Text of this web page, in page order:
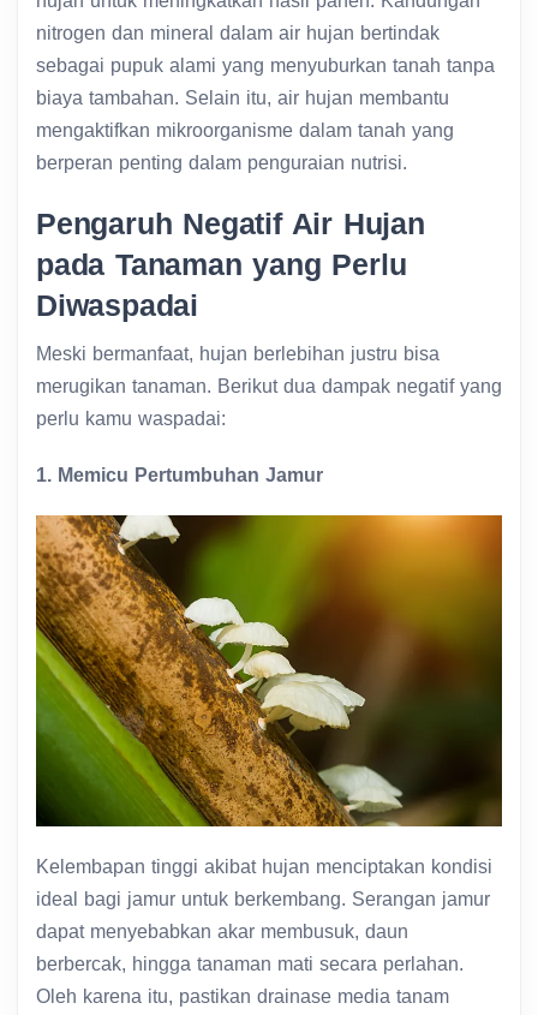
nitrogen dan mineral dalam air hujan bertindak
sebagai pupuk alami yang menyuburkan tanah tanpa
biaya tambahan. Selain itu, air hujan membantu
mengaktifkan mikroorganisme dalam tanah yang
berperan penting dalam penguraian nutrisi.
Pengaruh Negatif Air Hujan
pada Tanaman yang Perlu
Diwaspadai
Meski bermanfaat, hujan berlebihan justru bisa
merugikan tanaman. Berikut dua dampak negatif yang
perlu kamu waspadai:
1. Memicu Pertumbuhan Jamur
Kelembapan tinggi akibat hujan menciptakan kondisi
ideal bagi jamur untuk berkembang. Serangan jamur
dapat menyebabkan akar membusuk, daun
berbercak, hingga tanaman mati secara perlahan.
Oleh karena itu, pastikan drainase media tanam